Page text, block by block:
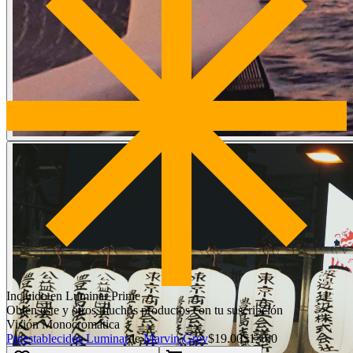
Incluido en Luminar Prime
Obtén este y otros muchos productos con tu suscripción
Visión Monocromática
Preestablecidos Luminarde Marvin Grey$19.00$13.00